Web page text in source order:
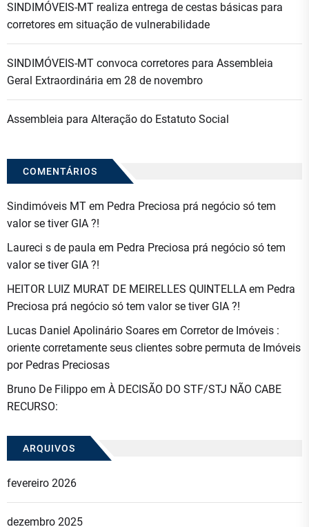
SINDIMÓVEIS-MT realiza entrega de cestas básicas para
corretores em situação de vulnerabilidade
SINDIMÓVEIS-MT convoca corretores para Assembleia
Geral Extraordinária em 28 de novembro
Assembleia para Alteração do Estatuto Social
COMENTÁRIOS
Sindimóveis MT em Pedra Preciosa prá negócio só tem
valor se tiver GIA ?!
Laureci s de paula em Pedra Preciosa prá negócio só tem
valor se tiver GIA ?!
HEITOR LUIZ MURAT DE MEIRELLES QUINTELLA em Pedra
Preciosa prá negócio só tem valor se tiver GIA ?!
Lucas Daniel Apolinário Soares em Corretor de Imóveis :
oriente corretamente seus clientes sobre permuta de Imóveis
por Pedras Preciosas
Bruno De Filippo em À DECISÃO DO STF/STJ NÃO CABE
RECURSO:
ARQUIVOS
fevereiro 2026
dezembro 2025